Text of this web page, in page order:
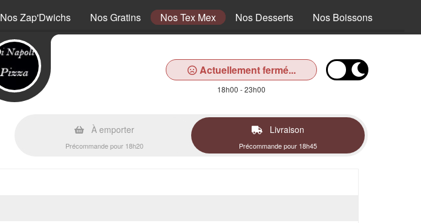
Nos Zap'Dwichs Nos Gratins Nos Tex Mex Nos Desserts Nos Boissons
Actuellement fermé...
18h00 - 23h00
À emporter
Précommande pour 18h20
Livraison
Précommande pour 18h45